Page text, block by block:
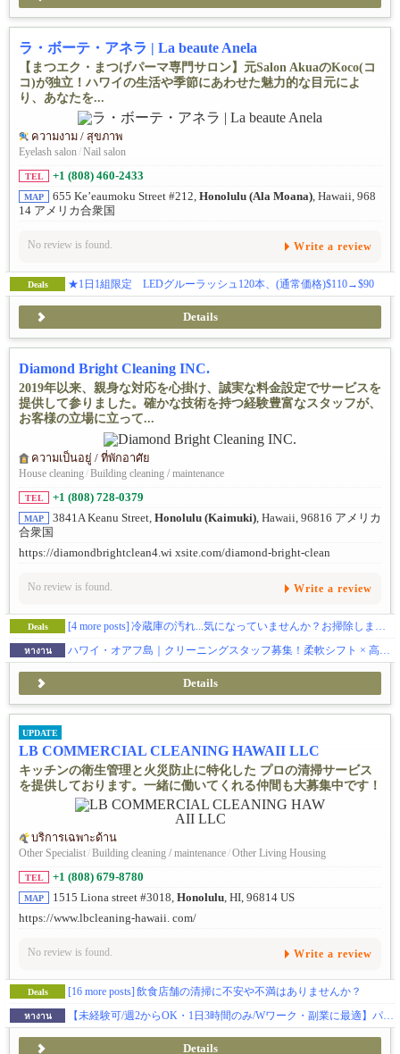
ラ・ボーテ・アネラ | La beaute Anela
【まつエク・まつげパーマ専門サロン】元Salon AkuaのKoco(コ
コ)が独立！ハワイの生活や季節にあわせた魅力的な目元によ
り、あなたを...
ความงาม / สุขภาพ
Eyelash salon/Nail salon
TEL +1 (808) 460-2433
MAP 655 Ke’eaumoku Street #212, Honolulu (Ala Moana), Hawaii, 968
14 アメリカ合衆国
No review is found. Write a review
Deals ★1日1組限定 LEDグルーラッシュ120本、(通常価格)$110→$90
Details
Diamond Bright Cleaning INC.
2019年以来、親身な対応を心掛け、誠実な料金設定でサービスを
提供して参りました。確かな技術を持つ経験豊富なスタッフが、
お客様の立場に立って...
ความเป็นอยู่ / ที่พักอาศัย
House cleaning /Building cleaning / maintenance
TEL +1 (808) 728-0379
MAP 3841A Keanu Street, Honolulu (Kaimuki) , Hawaii, 96816 アメリカ
合衆国
https://diamondbrightclean4.wi xsite.com/diamond-bright-clean
No review is found. Write a review
Deals [4 more posts] 冷蔵庫の汚れ...気になっていませんか？お掃除します！
หางาน ハワイ・オアフ島｜クリーニングスタッフ募集！柔軟シフト × 高時給 × 直行直帰OK
Details
UPDATE
LB COMMERCIAL CLEANING HAWAII LLC
キッチンの衛生管理と火災防止に特化した プロの清掃サービス
を提供しております。一緒に働いてくれる仲間も大募集中です！
บริการเฉพาะด้าน
Other Specialist/Building cleaning / maintenance/Other Living Housing
TEL +1 (808) 679-8780
MAP 1515 Liona street #3018, Honolulu , HI, 96814 US
https://www.lbcleaning-hawaii. com/
No review is found. Write a review
Deals [16 more posts] 飲食店舗の清掃に不安や不満はありませんか？
หางาน 【未経験可/週2からOK・1日3時間のみ/Wワーク・副業に最適】パートタイム/クリーニングスタッフ
Details